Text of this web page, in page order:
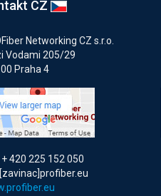
CZ
Networking CZ s.r.o.
Vodami 205/29
Praha 4
+ 420 225 152 050